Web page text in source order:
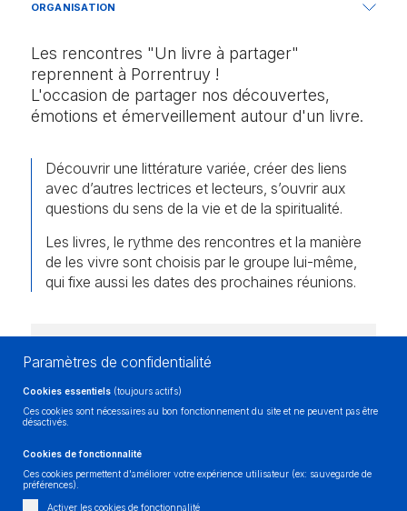
Paramètres de confidentialité
Cookies essentiels (toujours actifs)
Ces cookies sont nécessaires au bon fonctionnement du site et ne peuvent pas être
désactivés.
Cookies de fonctionnalité
Ces cookies permettent d'améliorer votre expérience utilisateur (ex: sauvegarde de
préférences).
Activer les cookies de fonctionnalité
ORGANISATION
Les rencontres "Un livre à partager"
reprennent à Porrentruy !
L'occasion de partager nos découvertes,
émotions et émerveillement autour d'un livre.
Découvrir une littérature variée, créer des liens
avec d’autres lectrices et lecteurs, s’ouvrir aux
questions du sens de la vie et de la spiritualité.
Les livres, le rythme des rencontres et la manière
de les vivre sont choisis par le groupe lui-même,
qui fixe aussi les dates des prochaines réunions.
moment de l’année !
Cette proposition s’adresse à toute personne
intéressée.
Renseignement et inscription au 032 421 98